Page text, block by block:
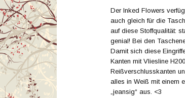
Der Inked Flowers
auch gleich für die
auf diese Stoffqualität:
genial! Bei den
Damit sich diese
Kanten mit Vliesline
Reißverschlusskanten
alles in Weiß mit einem
„jeansig“ aus. <3